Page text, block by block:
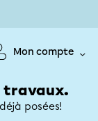
Mon compte
travaux.
posées!